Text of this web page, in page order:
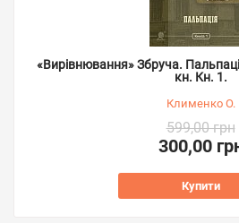
«Вирівнювання» Збруча.
кн. Кн. 1.
Клименко О.
599,00 грн
300,00
Купити